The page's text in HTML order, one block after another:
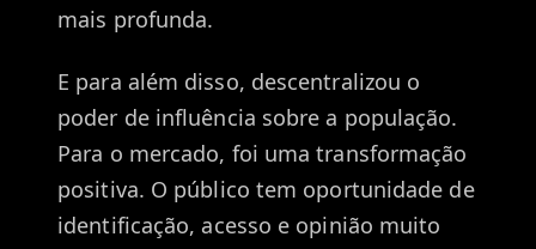
mais profunda.
E para além disso, descentralizou o
poder de influência sobre a população.
Para o mercado, foi uma transformação
positiva. O público tem oportunidade de
identificação, acesso e opinião muito